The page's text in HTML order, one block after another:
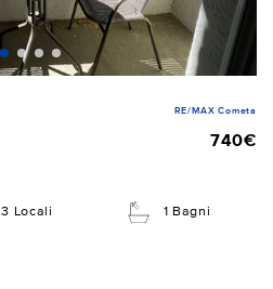
RE/MAX Cometa
740€
3 Locali 1 Bagni